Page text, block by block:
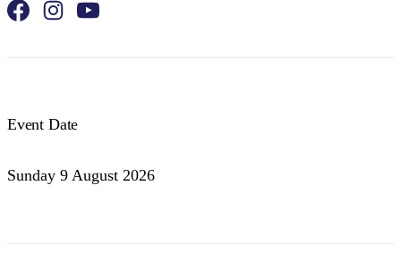
Event Date
Sunday 9 August 2026